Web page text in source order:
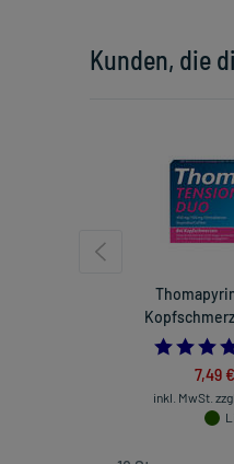
Kunden, die
7,49 €
inkl. MwSt. zzgl.